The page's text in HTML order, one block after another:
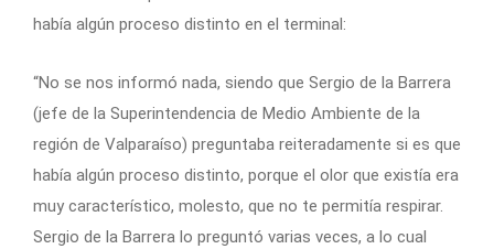
había algún proceso distinto en el terminal:
“No se nos informó nada, siendo que Sergio de la Barrera
(jefe de la Superintendencia de Medio Ambiente de la
región de Valparaíso) preguntaba reiteradamente si es que
había algún proceso distinto, porque el olor que existía era
muy característico, molesto, que no te permitía respirar.
Sergio de la Barrera lo preguntó varias veces, a lo cual